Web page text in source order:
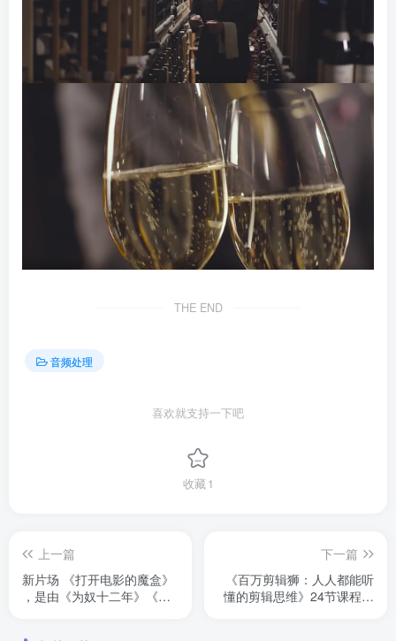
THE END
音频处理
喜欢就支持一下吧
收藏1
上一篇
新片场 《打开电影的魔盒》
，是由《为奴十二年》《木
下一篇
《百万剪辑狮：人人都能听
懂的剪辑思维》24节课程，